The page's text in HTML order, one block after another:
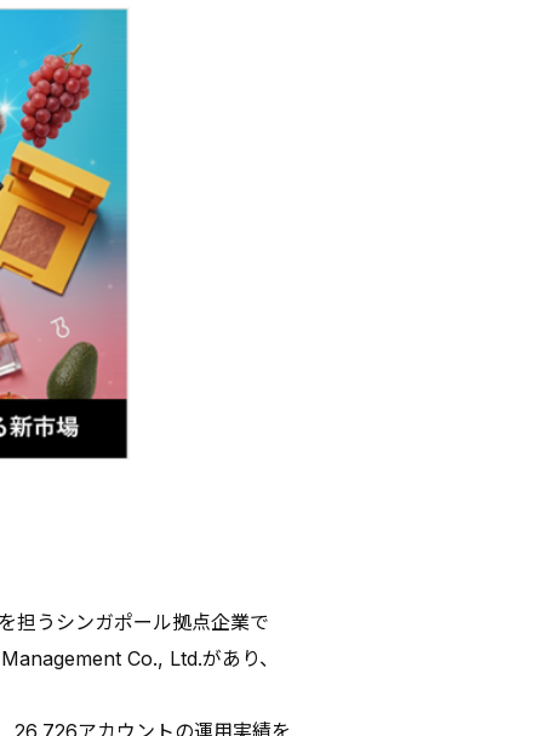
うシンガポール拠点企業で
Co., Ltd.があり、
アカウントの運用実績を